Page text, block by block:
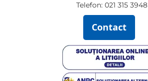
Telefon: 021 315 3948
Contact